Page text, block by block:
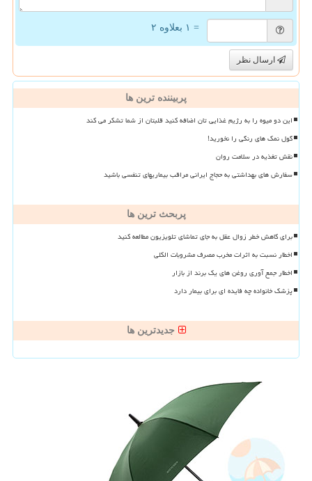
= ۱ بعلاوه ۲
ارسال نظر
پربیننده ترین ها
این دو میوه را به رژیم غذایی تان اضافه کنید قلبتان از شما تشکر می کند
گول نمک های رنگی را نخورید!
نقش تغذیه در سلامت روان
سفارش های بهداشتی به حجاج ایرانی مراقب بیماریهای تنفسی باشید
پربحث ترین ها
برای کاهش خطر زوال عقل به جای تماشای تلویزیون مطالعه کنید
اخطار نسبت به اثرات مخرب مصرف مشروبات الکلی
اخطار جمع آوری روغن های یک برند از بازار
پزشک خانواده چه فایده ای برای بیمار دارد
جدیدترین ها